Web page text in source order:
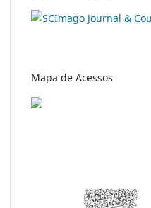
Mapa de Acessos